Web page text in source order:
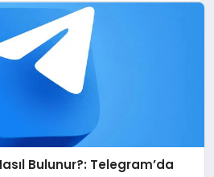
Bulunur?: Telegram’da